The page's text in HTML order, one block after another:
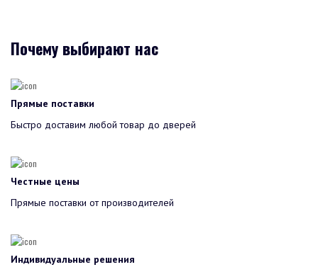
Почему выбирают нас
Прямые поставки
Быстро доставим любой товар до дверей
Честные цены
Прямые поставки от производителей
Индивидуальные решения